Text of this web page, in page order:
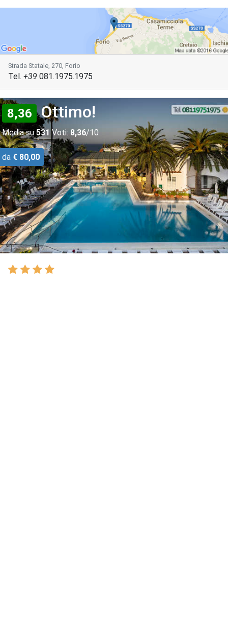
Strada Statale, 270, Forio
Tel. +39 081.1975.1975
8,36 Ottimo!
Media su 531 Voti: 8,36/10
da € 80,00